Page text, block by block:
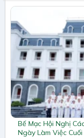
Bế Mạc Hội Nghị
Ngày Làm Việc Cuối